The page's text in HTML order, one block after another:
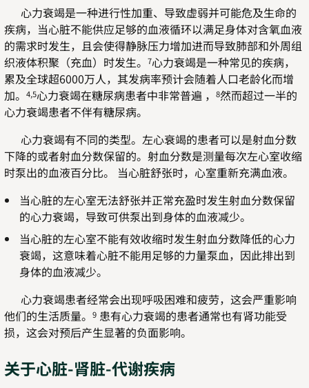
心力衰竭是一种进行性加重、导致虚弱并可能危及生命的
疾病，当心脏不能供应足够的血液循环以满足身体对含氧血液
的需求时发生，且会使得静脉压力增加进而导致肺部和外周组
织液体积聚（充血）时发生。
7心力衰竭是一种常见的疾病，
累及全球超6000万人，其发病率预计会随着人口老龄化而增
加。
4,5心力衰竭在糖尿病患者中非常普遍 ， 8然而超过一半的
心力衰竭患者不伴有糖尿病。
心力衰竭有不同的类型。左心衰竭的患者可以是射血分数
下降的或者射血分数保留的。射血分数是测量每次左心室收缩
时泵出的血液百分比。 当心脏舒张时，心室重新充满血液。
当心脏的左心室无法舒张并正常充盈时发生射血分数保留
的心力衰竭，导致可供泵出到身体的血液减少。
当心脏的左心室不能有效收缩时发生射血分数降低的心力
衰竭，这意味着心脏不能用足够的力量泵血，因此排出到
身体的血液减少。
心力衰竭患者经常会出现呼吸困难和疲劳，这会严重影响
他们的生活质量。
9 患有心力衰竭的患者通常也有肾功能受
损，这会对预后产生显著的负面影响。
关于心脏-肾脏-代谢疾病